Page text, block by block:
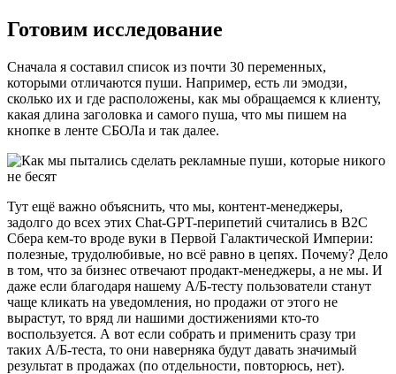
Готовим исследование
Сначала я составил список из почти 30 переменных,
которыми отличаются пуши. Например, есть ли эмодзи,
сколько их и где расположены, как мы обращаемся к клиенту,
какая длина заголовка и самого пуша, что мы пишем на
кнопке в ленте СБОЛа и так далее.
Тут ещё важно объяснить, что мы, контент-менеджеры,
задолго до всех этих Chat-GPT-перипетий считались в B2C
Сбера кем-то вроде вуки в Первой Галактической Империи:
полезные, трудолюбивые, но всё равно в цепях. Почему? Дело
в том, что за бизнес отвечают продакт-менеджеры, а не мы. И
даже если благодаря нашему А/Б-тесту пользователи станут
чаще кликать на уведомления, но продажи от этого не
вырастут, то вряд ли нашими достижениями кто-то
воспользуется. А вот если собрать и применить сразу три
таких А/Б-теста, то они наверняка будут давать значимый
результат в продажах (по отдельности, повторюсь, нет).